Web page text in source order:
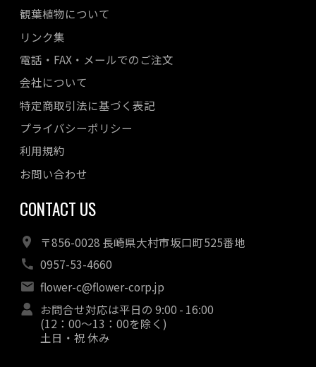
観葉植物について
リンク集
電話・FAX・メールでのご注文
会社について
特定商取引法に基づく表記
プライバシーポリシー
利用規約
お問い合わせ
CONTACT US
〒856-0028 長崎県大村市坂口町525番地
0957-53-4660
flower-c@flower-corp.jp
お問合せ対応は平日の 9:00 - 16:00
(12：00～13：00を除く)
土日・祝 休み